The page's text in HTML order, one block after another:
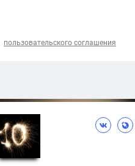
пользовательского соглашения